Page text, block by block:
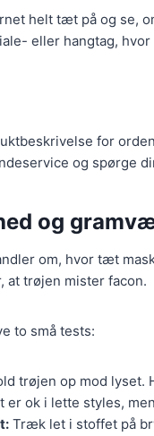
helt tæt på og se,
eller hangtag, hvor
for
og spørge
og
om, hvor tæt
at trøjen mister facon.
to små tests:
trøjen op mod lyset.
er ok i lette styles,
Træk let i stoffet på